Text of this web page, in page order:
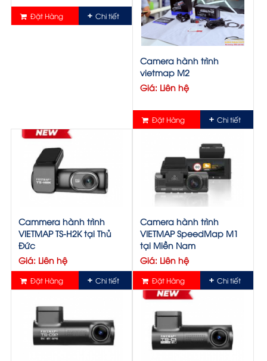
Đặt Hàng Chi tiết
Camera hành trình
vietmap M2
Giá: Liên hệ
Đặt Hàng Chi tiết
Cammera hành trình
VIETMAP TS-H2K tại Thủ
Đức
Giá: Liên hệ
Đặt Hàng Chi tiết
Camera hành trình
VIETMAP SpeedMap M1
tại Miền Nam
Giá: Liên hệ
Đặt Hàng Chi tiết